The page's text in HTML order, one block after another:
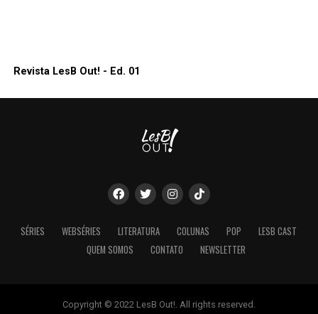
Revista LesB Out! - Ed. 01
SÉRIES WEBSÉRIES LITERATURA COLUNAS POP
LESB CAST
QUEM SOMOS
CONTATO NEWSLETTER
Copyright © 2022 LesB Out!. All rights reserved.